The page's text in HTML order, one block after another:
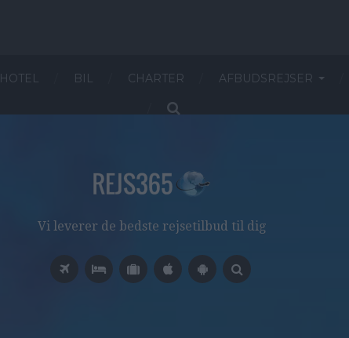
HOTEL BIL CHARTER AFBUDSREJSER
Vi leverer de bedste rejsetilbud til dig